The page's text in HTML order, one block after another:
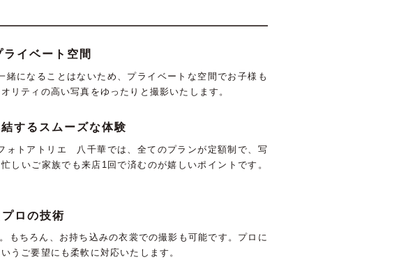
イベート空間
になることはないため、プライベートな空間でお子様も
リティの高い写真をゆったりと撮影いたします。
するスムーズな体験
ォトアトリエ 八千華では、全てのプランが定額制で、写
しいご家族でも来店1回で済むのが嬉しいポイントです。
ロの技術
もちろん、お持ち込みの衣裳での撮影も可能です。プロに
うご要望にも柔軟に対応いたします。